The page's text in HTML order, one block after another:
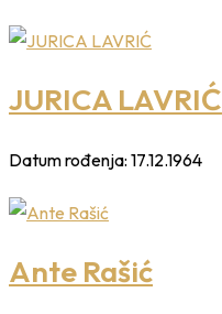
JURICA LAVRIĆ
Datum rođenja: 17.12.1964
Ante Rašić